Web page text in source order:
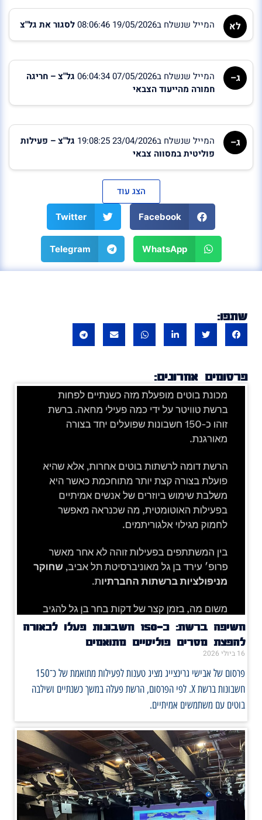
לא המייל שנשלח ב19/05/2026 08:06:46 לסגור את גל"צ
ג– המייל שנשלח ב07/05/2026 06:04:34
גל"צ – חריגה
חמורה מהייעוד הצבאי
ג– המייל שנשלח ב23/04/2026 19:08:25
גל"צ – פעילות
פוליטית במסווה צבאי
הצג עוד
Facebook
Twitter
WhatsApp
Telegram
שתפו:
פרסומים אחרונים:
חשיפה ברשת: כ־150 חשבונות פעלו לכאורה
להפצת מסרים פוליטיים מתואמים
16 ביולי 2026
פרסום של אבישי גרינצייג מציג טענות לפעילות מתואמת של כ־150
חשבונות ברשת X. לפי הפרסום, הרשת פעלה במשך כשנתיים ושילבה
בוטים עם משתמשים אמיתיים.